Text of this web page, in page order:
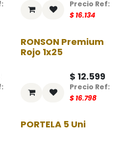
$ 16.134
-25%
RONSON Premium
Rojo 1x25
$ 12.599
$ 16.798
PORTELA 5 Uni